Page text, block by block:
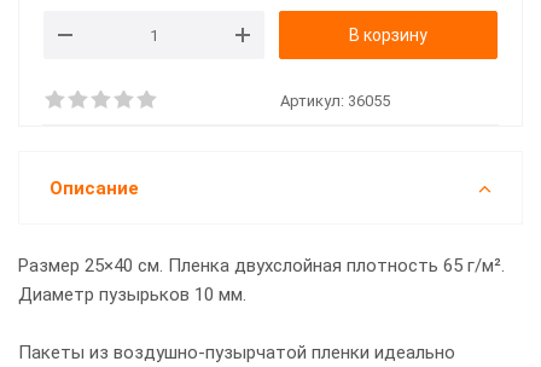
В корзину
Артикул: 36055
Описание
Размер 25×40 см. Пленка двухслойная плотность 65 г/м².
Диаметр пузырьков 10 мм.
Пакеты из воздушно-пузырчатой пленки идеально